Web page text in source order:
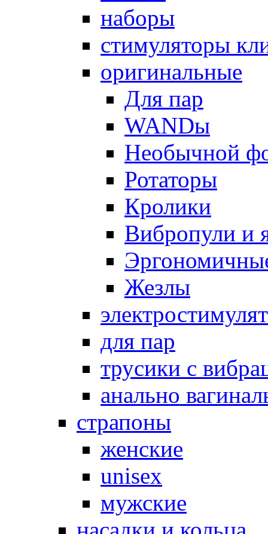
наборы
стимуляторы
оригинальные
Для пар
WANDы
Необычной
Ротаторы
Кролики
Вибропули и
Жезлы
для пар
трусики с
анально
страпоны
женские
unisex
мужские